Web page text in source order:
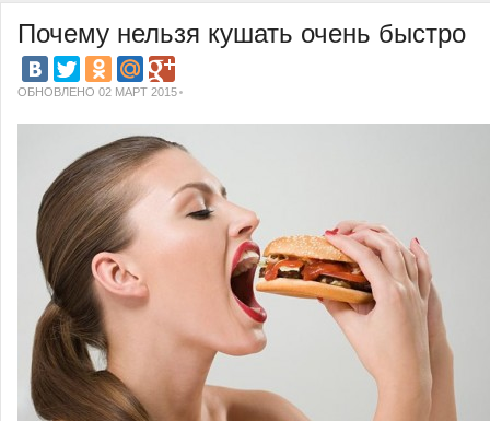
Почему нельзя кушать очень быстро
ОБНОВЛЕНО 02 МАРТ 2015